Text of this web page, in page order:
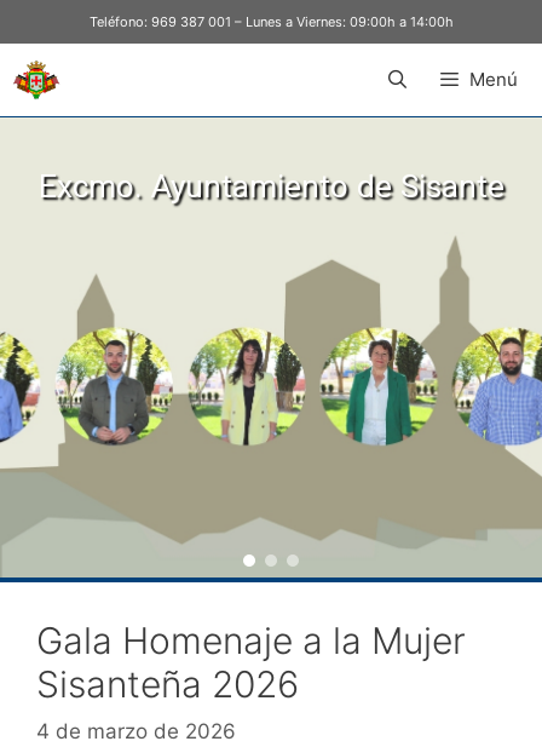
Teléfono: 969 387 001 – Lunes a Viernes: 09:00h a 14:00h
Menú
Excmo. Ayuntamiento de Sisante
Gala Homenaje a la Mujer
Sisanteña 2026
4 de marzo de 2026